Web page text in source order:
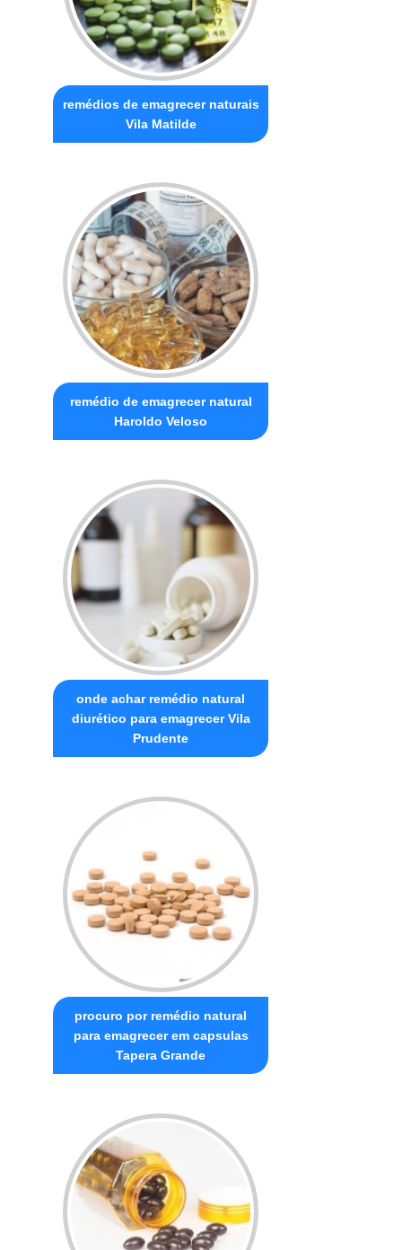
remédios de emagrecer naturais
Vila Matilde
remédio de emagrecer natural
Haroldo Veloso
onde achar remédio natural
diurético para emagrecer Vila
Prudente
procuro por remédio natural
para emagrecer em capsulas
Tapera Grande